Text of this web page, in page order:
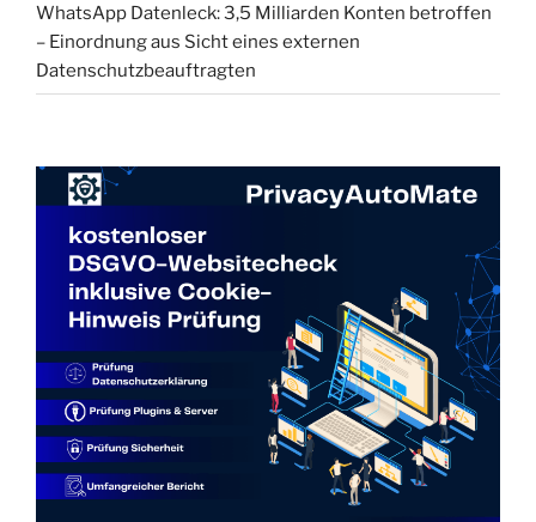
WhatsApp Datenleck: 3,5 Milliarden Konten betroffen
– Einordnung aus Sicht eines externen
Datenschutzbeauftragten